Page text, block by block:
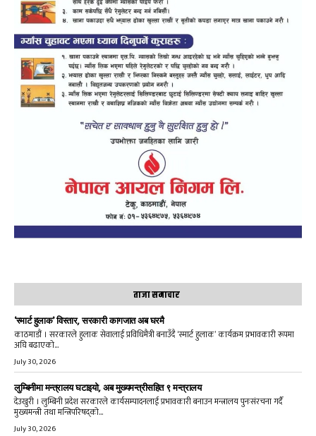
ताजा समाचार
‘स्मार्ट हुलाक’ विस्तार, सरकारी कागजात अब घरमै
काठमाडौं । सरकारले हुलाक सेवालाई प्रविधिमैत्री बनाउँदै ‘स्मार्ट हुलाक’ कार्यक्रम प्रभावकारी रूपमा
अघि बढाएको...
July 30, 2026
लुम्बिनीमा मन्त्रालय घटाइयो, अब मुख्यमन्त्रीसहित ९ मन्त्रालय
देउखुरी । लुम्बिनी प्रदेश सरकारले कार्यसम्पादनलाई प्रभावकारी बनाउन मन्त्रालय पुनःसंरचना गर्दै
मुख्यमन्त्री तथा मन्त्रिपरिषद्को...
July 30, 2026